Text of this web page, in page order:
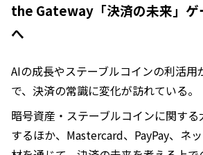
the Gateway「決済の未来」ゲ
へ
AIの成長やステーブルコインの利活用
で、決済の常識に変化が訪れている。
暗号資産・ステーブルコインに関す
するほか、Mastercard、PayPay、ネ